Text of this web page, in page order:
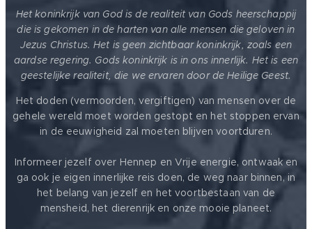
Het koninkrijk van God is de realiteit van Gods heerschappij
die is gekomen in de harten van alle mensen die geloven in
Jezus Christus. Het is geen zichtbaar koninkrijk, zoals een
aardse regering. Gods koninkrijk is in ons innerlijk. Het is een
geestelijke realiteit, die we ervaren door de Heilige Geest.
Het doden (vermoorden, vergiftigen) van mensen over de
gehele wereld moet worden gestopt en het stoppen ervan
in de eeuwigheid zal moeten blijven voortduren.
Informeer jezelf over Hennep en Vrije energie, ontwaak en
ga ook je eigen innerlijke reis doen, de weg naar binnen, in
het belang van jezelf en het voortbestaan van de
mensheid, het dierenrijk en onze mooie planeet.